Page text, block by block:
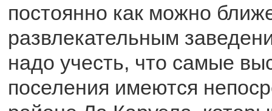
постоянно как можно
развлекательным
надо учесть, что самые
поселения имеются